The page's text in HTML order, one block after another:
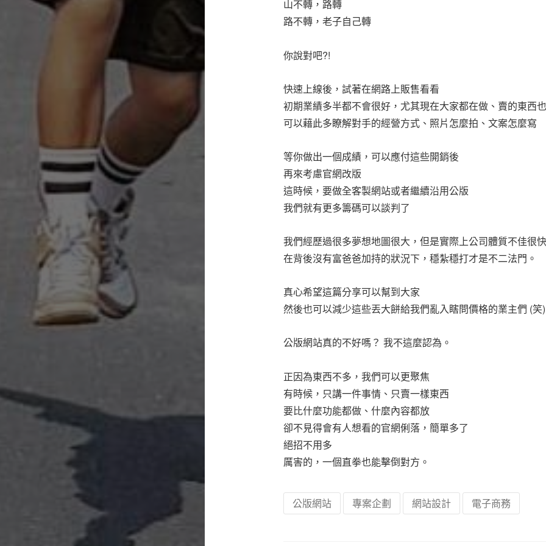
山不轉，路轉
路不轉，老子自己轉
你說對吧?!
快速上線後，試著在網路上販售看看
初期業績多半都不會很好，尤其現在大家都在做、賣的東西
可以藉此多瞭解對手的經營方式、照片怎麼拍、文案怎麼寫
等你做出一個成績，可以應付這些開銷後
再來考慮官網改版
這時候，要做全客製網站或者繼續沿用公版
我們就有更多籌碼可以談判了
我們經歷過很多夢想地圖很大，但是實際上公司體質不佳很
在背後沒有富爸爸加持的狀況下，穩紮穩打才是不二法門。
真心希望這篇分享可以幫到大家
然後也可以減少這些丟大餅給我們亂入瞎問價格的業主們 (笑)
公版網站真的不好嗎？ 我不這麼認為。
正因為東西不多，我們可以更聚焦
有時候，只講一件事情、只賣一樣東西
要比什麼功能都做、什麼內容都放
卻不見得會有人想看的官網俐落，簡單多了
絕招不用多
厲害的，一個直拳也能擊倒對方。
公版網站 專案企劃 網站設計 電子商務